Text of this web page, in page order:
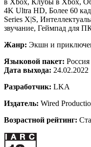
4K Ultra HD, Более 60
Series X|S,
звучание, Геймпад для
Жанр: Экшн и
Языковой пакет:
Дата выхода: 24.02.2022
Разработчик: LKA
Издатель: Wired
Возрастной рейтинг: